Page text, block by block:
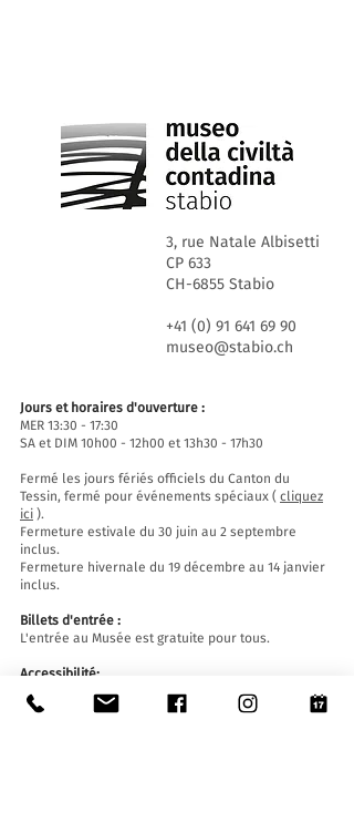
3, rue Natale Albisetti
CP 633
CH-6855 Stabio
+41 (0) 91 641 69 90
museo@stabio.ch
Jours et horaires d'ouverture :
MER 13:30 - 17:30
SA et DIM 10h00 - 12h00 et 13h30 - 17h30
Fermé les jours fériés officiels du Canton du
Tessin, fermé pour événements spéciaux ( cliquez
ici ).
Fermeture estivale du 30 juin au 2 septembre
inclus.
Fermeture hivernale du 19 décembre au 14 janvier
inclus.
Billets d'entrée :
L'entrée au Musée est gratuite pour tous.
Accessibilité:
Le Musée est équipé d'un ascenseur (longueur
140 cm, largeur de porte 90 cm, largeur intérieure